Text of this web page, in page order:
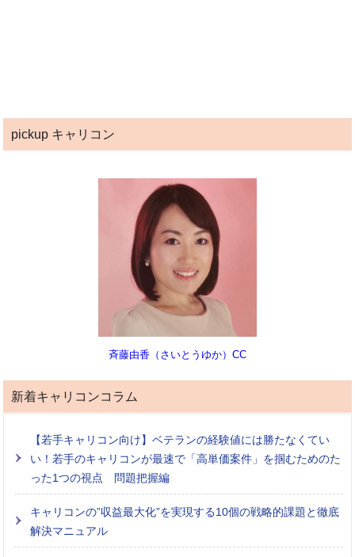
pickup キャリコン
斉藤由香（さいとうゆか）CC
新着キャリコンコラム
【若手キャリコン向け】ベテランの経験値には勝たなくてい
い！若手のキャリコンが最速で「高単価案件」を掴むためのた
った1つの視点 問題把握編
キャリコンの”収益最大化”を実現する10個の戦略的課題と徹底
解決マニュアル